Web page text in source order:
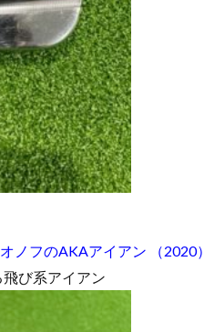
オノフのAKAアイアン （2020）
び系アイアン